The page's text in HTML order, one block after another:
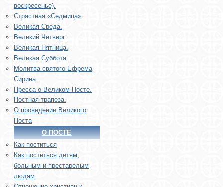
воскресенье).
Страстная «Седмица».
Великая Среда.
Великий Четверг.
Великая Пятница.
Великая Суббота.
Молитва святого Ефрема
Сирина.
Пресса о Великом Посте.
Постная трапеза.
О проведении Великого
Поста
О ПОСТЕ
Как поститься
Как поститься детям,
больным и престарелым
людям